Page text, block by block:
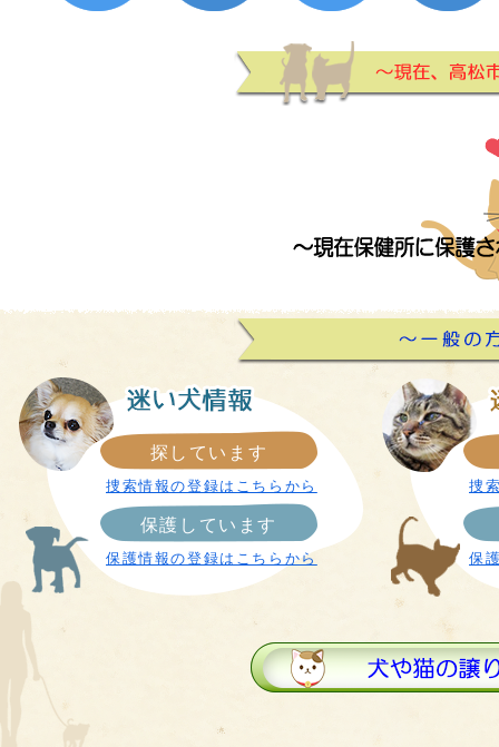
探しています
捜索情報の登録はこちらから
保護しています
保護情報の登録はこちらから
捜
保